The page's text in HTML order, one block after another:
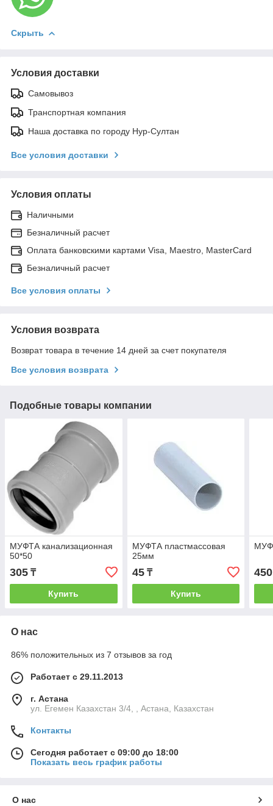
Скрыть
Условия доставки
Самовывоз
Транспортная компания
Наша доставка по городу Нур-Султан
Все условия доставки
Условия оплаты
Наличными
Безналичный расчет
Оплата банковскими картами Visa, Maestro, MasterCard
Безналичный расчет
Все условия оплаты
Условия возврата
Возврат товара в течение 14 дней за счет покупателя
Все условия возврата
Подобные товары компании
МУФТА канализационная
50*50
305 ₸
Купить
МУФТА пластмассовая
25мм
45₸
Купить
450
О нас
86% положительных из 7 отзывов за год
Работает с 29.11.2013
г. Астана
ул. Егемен Казахстан 3/4, , Астана, Казахстан
Контакты
Сегодня работает с 09:00 до 18:00
Показать весь график работы
О нас